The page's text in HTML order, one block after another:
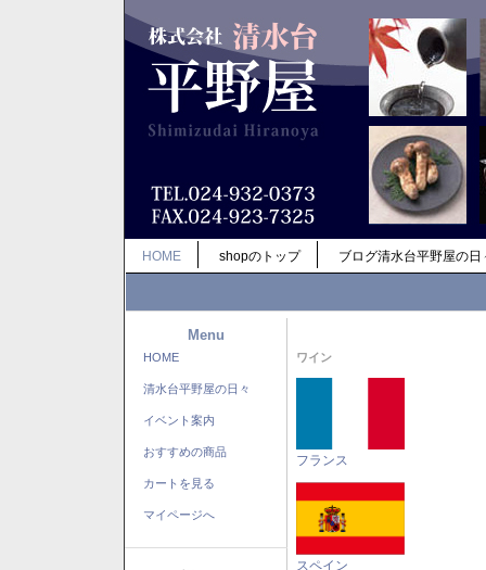
HOME shopのトップ ブログ清水台平野屋の日
Menu
HOME
清水台平野屋の日々
イベント案内
おすすめの商品
カートを見る
マイページへ
ワイン
フランス
スペイン